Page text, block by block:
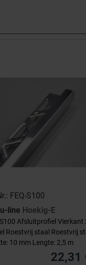
FEQ-S100
line Hoekig-E
Afsluitprofiel Vierkant
Roestvrij staal Roestvrij
10 mm Lengte: 2,5 m
22,31